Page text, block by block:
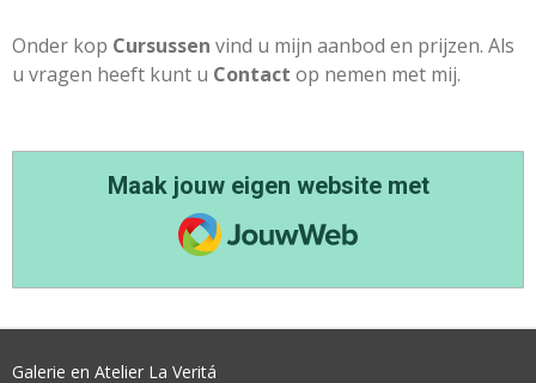
Onder kop Cursussen vind u mijn aanbod en prijzen. Als
u vragen heeft kunt u Contact op nemen met mij.
Maak jouw eigen website met
JouwWeb
Galerie en Atelier La Veritá